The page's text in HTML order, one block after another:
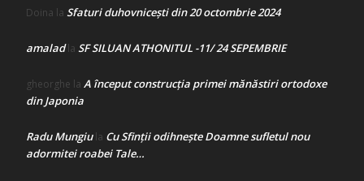
Doina la Sfaturi duhovnicești din 20 octombrie 2024
amaladla SF SILUAN ATHONITUL -11/ 24 SEPEMBRIE
gheorghe la A început construcţia primei mănăstiri ortodoxe
din Japonia
Radu Mungiula Cu Sfinții odihnește Doamne sufletul nou
adormitei roabei Tale…